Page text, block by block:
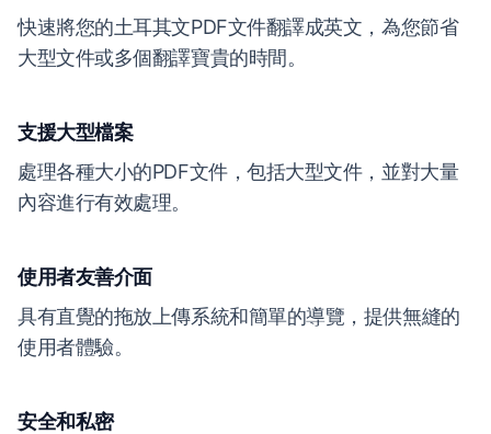
快速將您的土耳其文PDF文件翻譯成英文，為您節省
大型文件或多個翻譯寶貴的時間。
支援大型檔案
處理各種大小的PDF文件，包括大型文件，並對大量
內容進行有效處理。
使用者友善介面
具有直覺的拖放上傳系統和簡單的導覽，提供無縫的
使用者體驗。
安全和私密